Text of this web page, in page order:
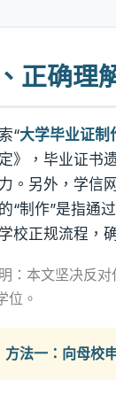
正确理
“大学毕业证制
》，毕业证书
。另外，学信
“制作”是指通
校正规流程，
：本文坚决反对
位。
方法一：向母校